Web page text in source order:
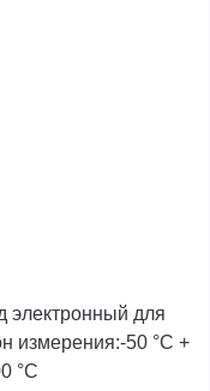
электронный для
измерения:-50 °C +
°C